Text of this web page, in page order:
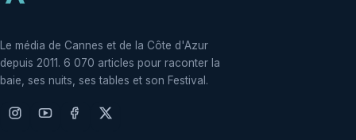
Le média de Cannes et de la Côte d'Azur
depuis 2011. 6 070 articles pour raconter la
baie, ses nuits, ses tables et son Festival.